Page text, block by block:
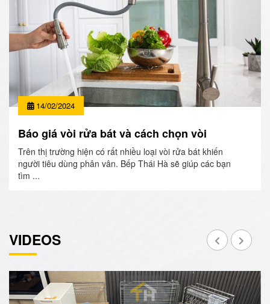
14/02/2024
Báo giá vòi rửa bát và cách chọn vòi
Trên thị trường hiện có rất nhiều loại vòi rửa bát khiến
người tiêu dùng phân vân. Bếp Thái Hà sẽ giúp các bạn
tìm ...
VIDEOS